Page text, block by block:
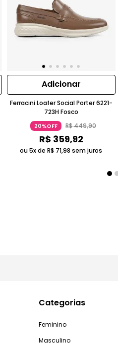
Adicionar
Ferracini Loafer Social Porter 6221-
723H Fosco
20%OFF R$449,90
R$ 359,92
ou 5x deR$ 71,98 sem juros
Categorias
Feminino
Masculino